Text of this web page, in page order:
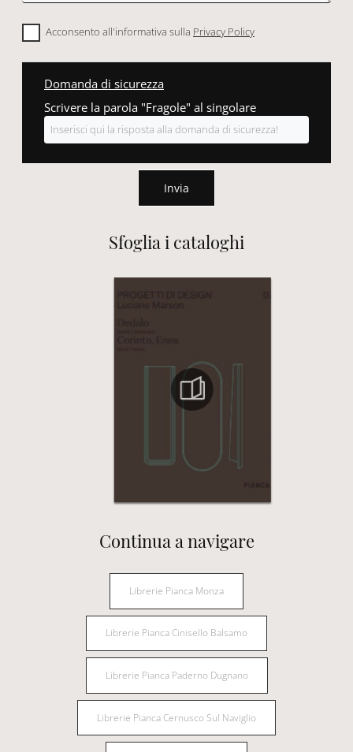
Sfoglia i cataloghi
Continua a navigare
Librerie Pianca Monza
Librerie Pianca Cinisello Balsamo
Librerie Pianca Paderno Dugnano
Librerie Pianca Cernusco Sul Naviglio
Acconsento all'informativa sulla Privacy Policy
Domanda di sicurezza
Scrivere la parola "Fragole" al singolare
Invia